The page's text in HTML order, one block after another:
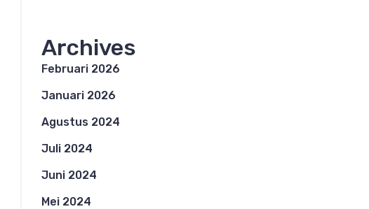
Archives
Februari 2026
Januari 2026
Agustus 2024
Juli 2024
Juni 2024
Mei 2024